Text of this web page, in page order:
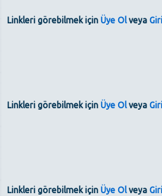
Linkleri görebilmek için Üye Olveya
Linkleri görebilmek için Üye Olveya
Linkleri görebilmek için Üye Olveya